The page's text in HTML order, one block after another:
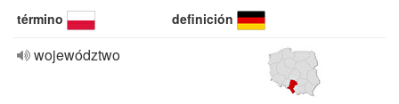
término definición
województwo